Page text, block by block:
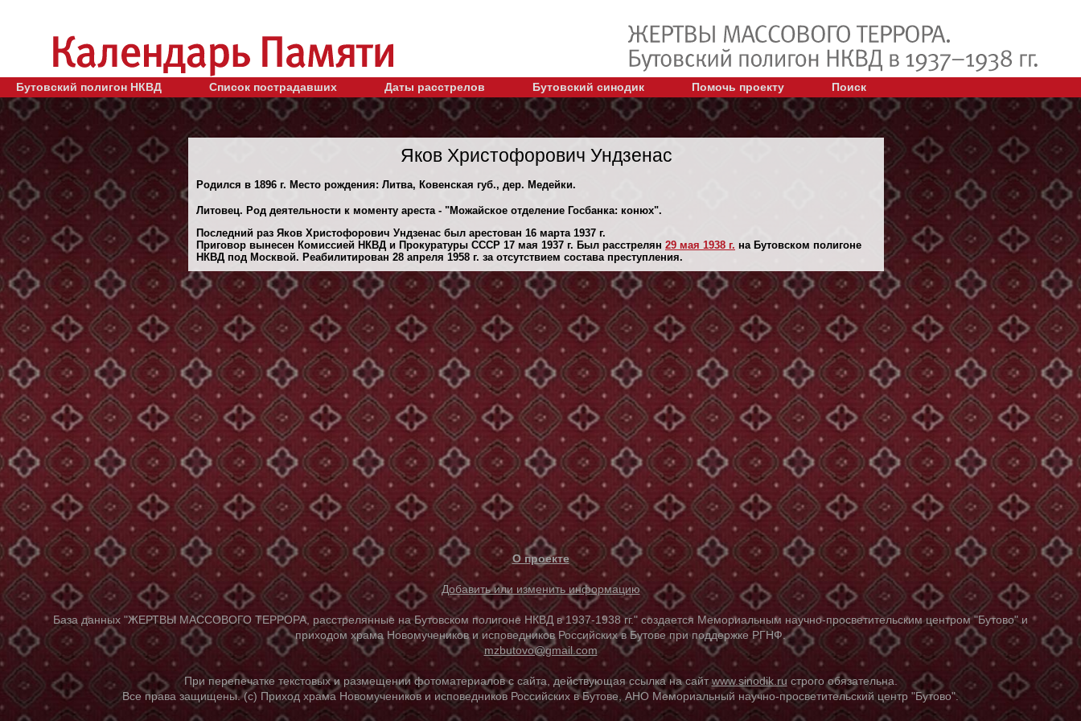
Бутовский полигон НКВД Список пострадавших Даты расстрелов Бутовский синодик Помочь проекту Поиск
Яков Христофорович Ундзенас
Родился в 1896 г. Место рождения: Литва, Ковенская губ., дер. Медейки.
Литовец. Род деятельности к моменту ареста - "Можайское отделение Госбанка: конюх".
Последний раз Яков Христофорович Ундзенас был арестован 16 марта 1937 г.
Приговор вынесен Комиссией НКВД и Прокуратуры СССР 17 мая 1937 г. Был расстрелян 29 мая 1938 г. на Бутовском полигоне
НКВД под Москвой. Реабилитирован 28 апреля 1958 г. за отсутствием состава преступления.
О проекте
Добавить или изменить информацию
База данных "ЖЕРТВЫ МАССОВОГО ТЕРРОРА, расстрелянные на Бутовском полигоне НКВД в 1937-1938 гг." создается Мемориальным научно-просветительским центром "Бутово" и
приходом храма Новомучеников и исповедников Российских в Бутове при поддержке РГНФ.
mzbutovo@gmail.com
При перепечатке текстовых и размещении фотоматериалов с сайта, действующая ссылка на сайтwww.sinodik.ru строго обязательна.
Все права защищены. (с) Приход храма Новомучеников и исповедников Российских в Бутове, АНО Мемориальный научно-просветительский центр "Бутово".